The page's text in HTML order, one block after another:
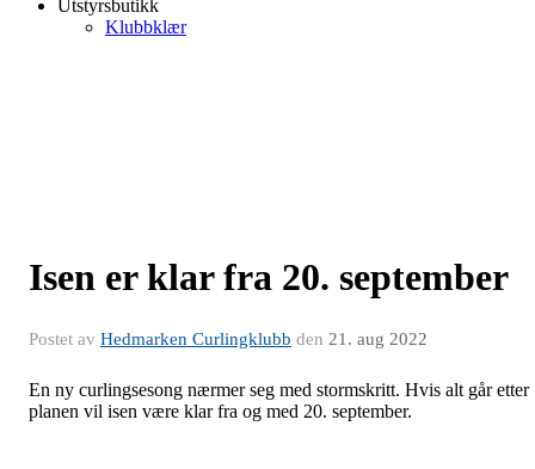
Utstyrsbutikk
Klubbklær
Isen er klar fra 20. september
Postet av Hedmarken Curlingklubb den 21. aug 2022
En ny curlingsesong nærmer seg med stormskritt. Hvis alt går etter
planen vil isen være klar fra og med 20. september.